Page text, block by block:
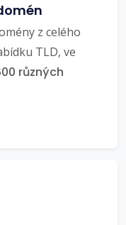
z celého
TLD, ve
různých